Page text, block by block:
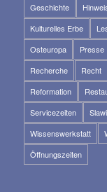
Geschichte
Kulturelles Erbe
Osteuropa
Presse
Recherche
Recht
Reformation
Servicezeiten
Wissenswerkstatt
Öffnungszeiten